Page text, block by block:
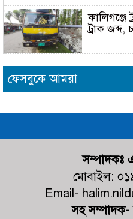
এলাকায়
একটি যৌথ
অভিযান
পরিচালনা
অভিযান
পরিচালনাকালে
হতে ০২ জন
আটক করা
ব্যাক্তিদ্বয়
কালিগঞ্জে
ট্রাক
জুলাই
সভা
উপলক্ষে
ফেসবুকে আমরা
সম্পাদকঃ
মোবাইল:
Email-
সহ সম্পাদক-